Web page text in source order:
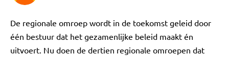
De regionale omroep wordt in de toekomst geleid door
één bestuur dat het gezamenlijke beleid maakt én
uitvoert. Nu doen de dertien regionale omroepen dat